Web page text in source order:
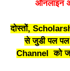
ऑनलाइन
दोस्तों,
से जुडी पल
Channel को